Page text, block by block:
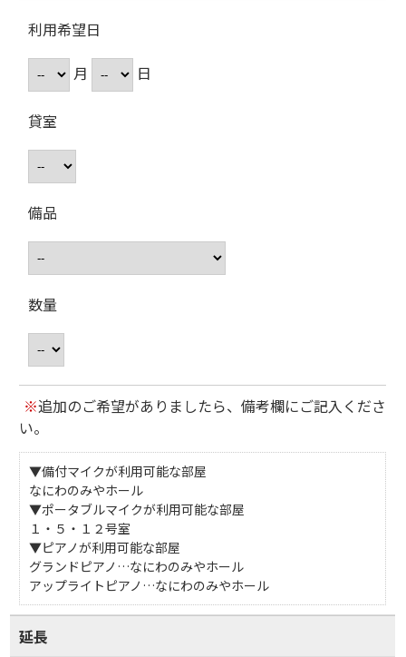
利用希望日
月
日
貸室
備品
数量
※追加のご希望がありましたら、備考欄にご記入くださ
い。
▼備付マイクが利用可能な部屋
なにわのみやホール
▼ポータブルマイクが利用可能な部屋
１・５・１２号室
▼ピアノが利用可能な部屋
グランドピアノ…なにわのみやホール
アップライトピアノ…なにわのみやホール
延長